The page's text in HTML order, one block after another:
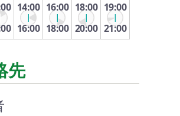
14:00
16:00
16:00
18:00
18:00
20:00
19:00
21:00
先